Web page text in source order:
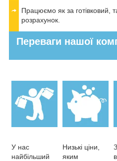
Працюємо як за готівковий,
розрахунок.
Переваги нашої
У нас
найбільший
Низькі ціни,
яким